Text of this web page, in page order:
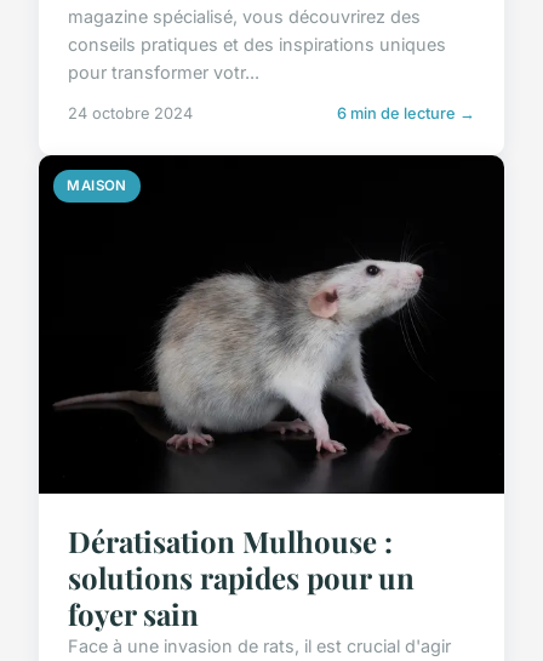
magazine spécialisé, vous découvrirez des
conseils pratiques et des inspirations uniques
pour transformer votr...
24 octobre 2024 6 min de lecture →
MAISON
Dératisation Mulhouse :
solutions rapides pour un
foyer sain
Face à une invasion de rats, il est crucial d'agir